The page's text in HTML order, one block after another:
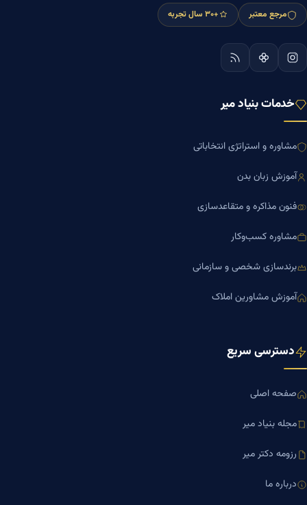
مرجع معتبر +۳۰ سال تجربه
خدمات بنیاد میر
مشاوره و استراتژی انتخاباتی
آموزش زبان بدن
فنون مذاکره و متقاعدسازی
مشاوره کسب‌وکار
برندسازی شخصی و سازمانی
آموزش مشاورین املاک
دسترسی سریع
صفحه اصلی
مجله بنیاد میر
رزومه دکتر میر
درباره ما